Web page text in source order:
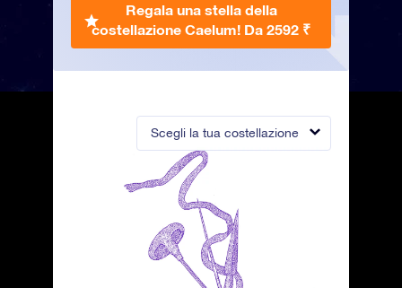
Scegli la tua costellazione
Regala una stella della
costellazione Caelum! Da 2592 ₹